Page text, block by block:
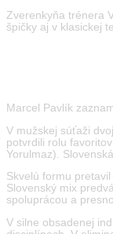
Zverenkyňa trénera
špičky aj v klasickej
Marcel Pavlík
V mužskej súťaži
potvrdili rolu
Yorulmaz).
Skvelú formu
Slovenský mix
spoluprácou a
V silne obsadenej